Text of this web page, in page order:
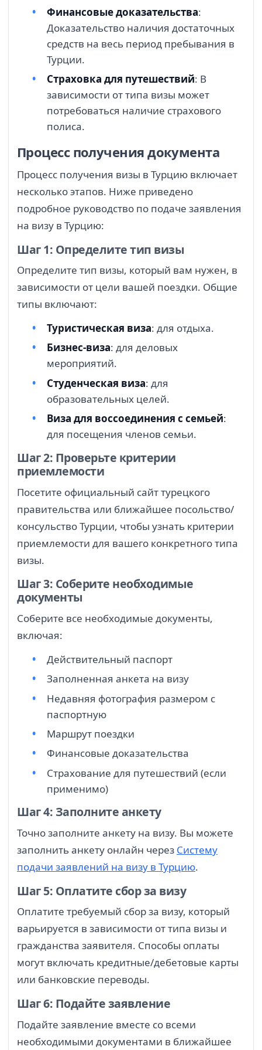
Финансовые доказательства:
Доказательство наличия достаточных
средств на весь период пребывания в
Турции.
Страховка для путешествий: В
зависимости от типа визы может
потребоваться наличие страхового
полиса.
Процесс получения документа
Процесс получения визы в Турцию включает
несколько этапов. Ниже приведено
подробное руководство по подаче заявления
на визу в Турцию:
Шаг 1: Определите тип визы
Определите тип визы, который вам нужен, в
зависимости от цели вашей поездки. Общие
типы включают:
Туристическая виза: для отдыха.
Бизнес-виза: для деловых
мероприятий.
Студенческая виза: для
образовательных целей.
Виза для воссоединения с семьей:
для посещения членов семьи.
Шаг 2: Проверьте критерии
приемлемости
Посетите официальный сайт турецкого
правительства или ближайшее посольство/
консульство Турции, чтобы узнать критерии
приемлемости для вашего конкретного типа
визы.
Шаг 3: Соберите необходимые
документы
Соберите все необходимые документы,
включая:
Действительный паспорт
Заполненная анкета на визу
Недавняя фотография размером с
паспортную
Маршрут поездки
Финансовые доказательства
Страхование для путешествий (если
применимо)
Шаг 4: Заполните анкету
Точно заполните анкету на визу. Вы можете
заполнить анкету онлайн через Систему
подачи заявлений на визу в Турцию.
Шаг 5: Оплатите сбор за визу
Оплатите требуемый сбор за визу, который
варьируется в зависимости от типа визы и
гражданства заявителя. Способы оплаты
могут включать кредитные/дебетовые карты
или банковские переводы.
Шаг 6: Подайте заявление
Подайте заявление вместе со всеми
необходимыми документами в ближайшее